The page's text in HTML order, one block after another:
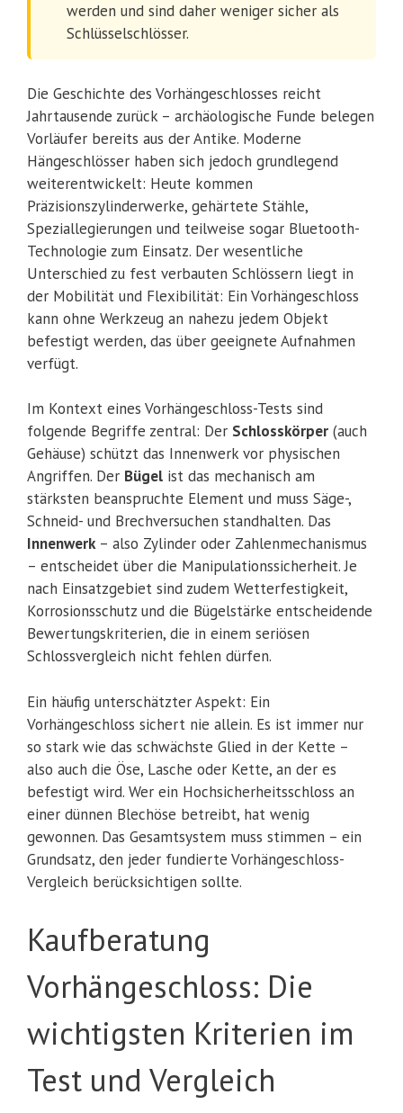
werden und sind daher weniger sicher als
Schlüsselschlösser.
Die Geschichte des Vorhängeschlosses reicht
Jahrtausende zurück – archäologische Funde belegen
Vorläufer bereits aus der Antike. Moderne
Hängeschlösser haben sich jedoch grundlegend
weiterentwickelt: Heute kommen
Präzisionszylinderwerke, gehärtete Stähle,
Speziallegierungen und teilweise sogar Bluetooth-
Technologie zum Einsatz. Der wesentliche
Unterschied zu fest verbauten Schlössern liegt in
der Mobilität und Flexibilität: Ein Vorhängeschloss
kann ohne Werkzeug an nahezu jedem Objekt
befestigt werden, das über geeignete Aufnahmen
verfügt.
Im Kontext eines Vorhängeschloss-Tests sind
folgende Begriffe zentral: Der Schlosskörper (auch
Gehäuse) schützt das Innenwerk vor physischen
Angriffen. Der Bügel ist das mechanisch am
stärksten beanspruchte Element und muss Säge-,
Schneid- und Brechversuchen standhalten. Das
Innenwerk– also Zylinder oder Zahlenmechanismus
– entscheidet über die Manipulationssicherheit. Je
nach Einsatzgebiet sind zudem Wetterfestigkeit,
Korrosionsschutz und die Bügelstärke entscheidende
Bewertungskriterien, die in einem seriösen
Schlossvergleich nicht fehlen dürfen.
Ein häufig unterschätzter Aspekt: Ein
Vorhängeschloss sichert nie allein. Es ist immer nur
so stark wie das schwächste Glied in der Kette –
also auch die Öse, Lasche oder Kette, an der es
befestigt wird. Wer ein Hochsicherheitsschloss an
einer dünnen Blechöse betreibt, hat wenig
gewonnen. Das Gesamtsystem muss stimmen – ein
Grundsatz, den jeder fundierte Vorhängeschloss-
Vergleich berücksichtigen sollte.
Kaufberatung
Vorhängeschloss: Die
wichtigsten Kriterien im
Test und Vergleich